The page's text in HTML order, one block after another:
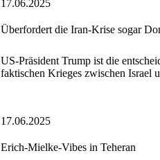
17.06.2025
Überfordert die Iran-Krise sogar
US-Präsident Trump ist die
faktischen Krieges zwischen Israel
17.06.2025
Erich-Mielke-Vibes in Teheran